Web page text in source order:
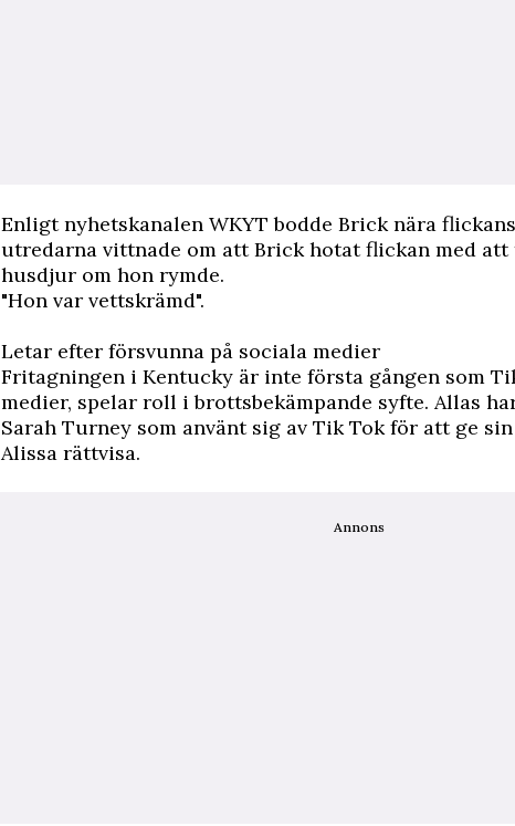
Enligt nyhetskanalen WKYT bodde Brick nära
utredarna vittnade om att Brick hotat flickan med att
husdjur om hon rymde.
"Hon var vettskrämd".
Letar efter försvunna på sociala medier
Fritagningen i Kentucky är inte första gången som
medier, spelar roll i brottsbekämpande syfte. Allas
Sarah Turney som använt sig av Tik Tok för att ge
Alissa rättvisa.
Annons